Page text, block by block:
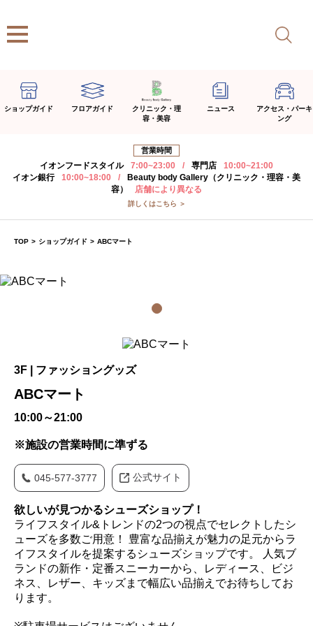
ショップガイド フロアガイド
クリニック・理
容・美容
ニュース
アクセス・パーキ
ング
営業時間
イオンフードスタイル 7:00~23:00 / 専門店
10:00~21:00
イオン銀行
10:00~18:00 /
Beauty body Gallery（クリニック・理容・美
容）
店舗により異なる
詳しくはこちら ＞
TOP > ショップガイド > ABCマート
3F | ファッショングッズ
ABCマート
10:00～21:00
※施設の営業時間に準ずる
045-577-3777 公式サイト
欲しいが見つかるシューズショップ！
ライフスタイル&トレンドの2つの視点でセレクトしたシ
ューズを多数ご用意！ 豊富な品揃えが魅力の足元からラ
イフスタイルを提案するシューズショップです。 人気ブ
ランドの新作・定番スニーカーから、レディース、ビジ
ネス、レザー、キッズまで幅広い品揃えでお待ちしてお
ります。